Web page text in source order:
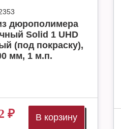
дюрополимера
Solid 1 UHD
(под покраску),
мм, 1 м.п.
₽ В корзину